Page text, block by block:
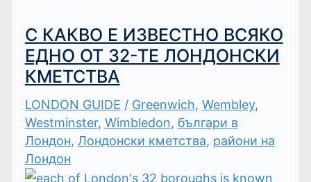
С КАКВО Е ИЗВЕСТНО ВСЯКО
ЕДНО ОТ 32-ТЕ ЛОНДОНСКИ
КМЕТСТВА
LONDON GUIDE / Greenwich, Wembley,
Westminster, Wimbledon, българи в
Лондон, Лондонски кметства, райони на
Лондон